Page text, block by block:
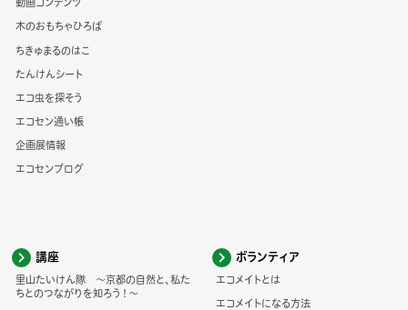
動画コンテンツ
木のおもちゃひろば
ちきゅまるのはこ
たんけんシート
エコ虫を探そう
エコセン通い帳
企画展情報
エコセンブログ
講座
里山たいけん隊 ～京都の自然と、私た
ちとのつながりを知ろう！～
ボランティア
エコメイトとは
エコメイトになる方法